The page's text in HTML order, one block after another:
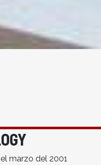
marzo del 2001